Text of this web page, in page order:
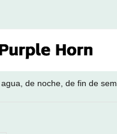
de noche, de fin de